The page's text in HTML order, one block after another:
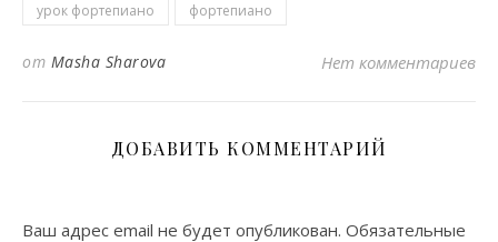
урок фортепиано
фортепиано
от Masha Sharova Нет комментариев
ДОБАВИТЬ КОММЕНТАРИЙ
Ваш адрес email не будет опубликован. Обязательные